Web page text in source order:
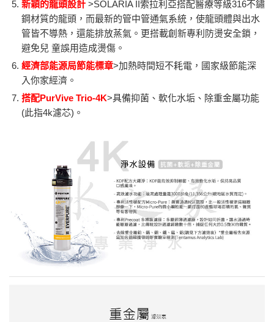
新穎的龍頭設計 >SOLARIA II索拉利亞搭配醫療等級316不鏽
鋼材質的龍頭，而最新的管中管通氣系統，使龍頭體與出水
管皆不導熱，還能排放蒸氣。更搭載創新專利防燙安全鎖，
避免兒 童誤用造成燙傷。
經濟部能源局節能標章>加熱時間短不耗電，國家級節能深
入你家經濟。
搭配PurVive Trio-4K>具備抑菌、軟化水垢、除重金屬功能
(此指4k濾芯)。